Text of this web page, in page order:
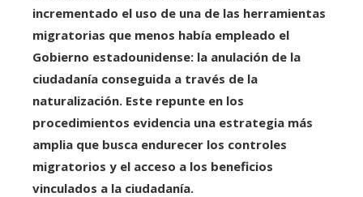
incrementado el uso de una de las herramientas
migratorias que menos había empleado el
Gobierno estadounidense: la anulación de la
ciudadanía conseguida a través de la
naturalización. Este repunte en los
procedimientos evidencia una estrategia más
amplia que busca endurecer los controles
migratorios y el acceso a los beneficios
vinculados a la ciudadanía.